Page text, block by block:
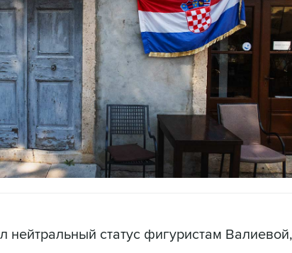
нейтральный статус фигуристам